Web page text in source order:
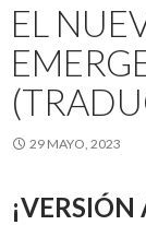
EL
29 MAYO, 2023